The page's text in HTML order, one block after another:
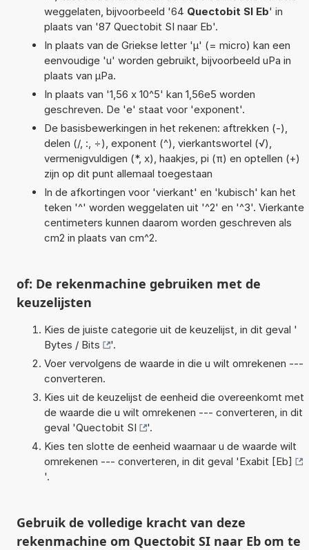
weggelaten, bijvoorbeeld '64 Quectobit SI Eb' in
plaats van '87 Quectobit SI naar Eb'.
In plaats van de Griekse letter 'µ' (= micro) kan een
eenvoudige 'u' worden gebruikt, bijvoorbeeld uPa in
plaats van µPa.
In plaats van '1,56 x 10^5' kan 1,56e5 worden
geschreven. De 'e' staat voor 'exponent'.
De basisbewerkingen in het rekenen: aftrekken (-),
delen (/, :, ÷), exponent (^), vierkantswortel (√),
vermenigvuldigen (*, x), haakjes, pi (π) en optellen (+)
zijn op dit punt allemaal toegestaan
In de afkortingen voor 'vierkant' en 'kubisch' kan het
teken '^' worden weggelaten uit '^2' en '^3'. Vierkante
centimeters kunnen daarom worden geschreven als
cm2 in plaats van cm^2.
of: De rekenmachine gebruiken met de
keuzelijsten
Kies de juiste categorie uit de keuzelijst, in dit geval '
Bytes / Bits
'.
Voer vervolgens de waarde in die u wilt omrekenen ---
converteren.
Kies uit de keuzelijst de eenheid die overeenkomt met
de waarde die u wilt omrekenen --- converteren, in dit
geval 'Quectobit SI
'.
Kies ten slotte de eenheid waarnaar u de waarde wilt
omrekenen --- converteren, in dit geval 'Exabit [Eb]
'.
Gebruik de volledige kracht van deze
rekenmachine om Quectobit SI naar Eb om te